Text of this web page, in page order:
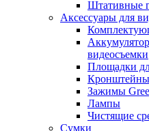
Штативные
Аксессуары для
видеосъемки
Площадки
Кронштейны
Зажимы
Лампы
Чистящие
Сумки